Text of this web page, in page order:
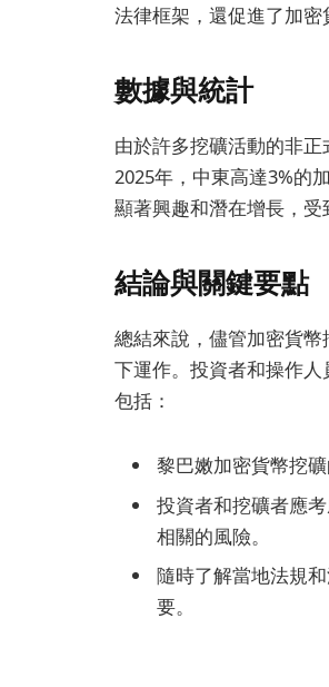
法律框架，還促進了加密
數據與統計
由於許多挖礦活動的非
2025年，中東高達3%的
顯著興趣和潛在增長，受
結論與關鍵要點
總結來說，儘管加密貨
下運作。投資者和操作
包括：
黎巴嫩加密貨幣挖
投資者和挖礦者應
相關的風險。
隨時了解當地法規
要。